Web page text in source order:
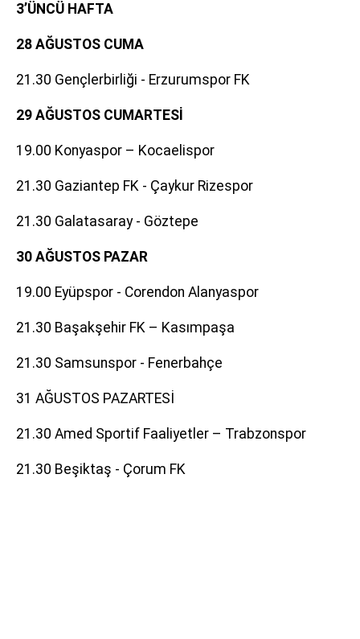
3’ÜNCÜ HAFTA
28 AĞUSTOS CUMA
21.30 Gençlerbirliği - Erzurumspor FK
29 AĞUSTOS CUMARTESİ
19.00 Konyaspor – Kocaelispor
21.30 Gaziantep FK - Çaykur Rizespor
21.30 Galatasaray - Göztepe
30 AĞUSTOS PAZAR
19.00 Eyüpspor - Corendon Alanyaspor
21.30 Başakşehir FK – Kasımpaşa
21.30 Samsunspor - Fenerbahçe
31 AĞUSTOS PAZARTESİ
21.30 Amed Sportif Faaliyetler – Trabzonspor
21.30 Beşiktaş - Çorum FK